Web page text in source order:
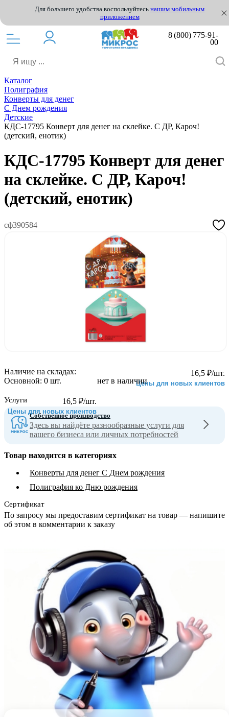
Для большего удобства воспользуйтесь нашим мобильным
приложением
8 (800) 775-91-
00
Каталог
Полиграфия
Конверты для денег
С Днем рождения
Детские
КДС-17795 Конверт для денег на склейке. С ДР, Кароч!
(детский, енотик)
КДС-17795 Конверт для денег
на склейке. С ДР, Кароч!
(детский, енотик)
сф390584
16,5 ₽/шт.
Цены для новых клиентов
нет в наличии
16,5 ₽/шт.
Цены для новых клиентов
Наличие на складах:
Основной: 0 шт.
Услуги
Собственное производство
Здесь вы найдёте разнообразные услуги для
вашего бизнеса или личных потребностей
Товар находится в категориях
Конверты для денег С Днем рождения
Полиграфия ко Дню рождения
Сертификат
По запросу мы предоставим сертификат на товар — напишите
об этом в комментарии к заказу